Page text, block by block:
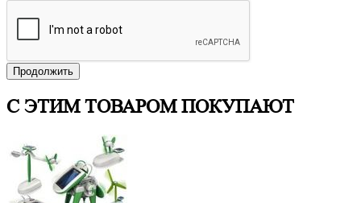
Продолжить
С ЭТИМ ТОВАРОМ ПОКУПАЮТ